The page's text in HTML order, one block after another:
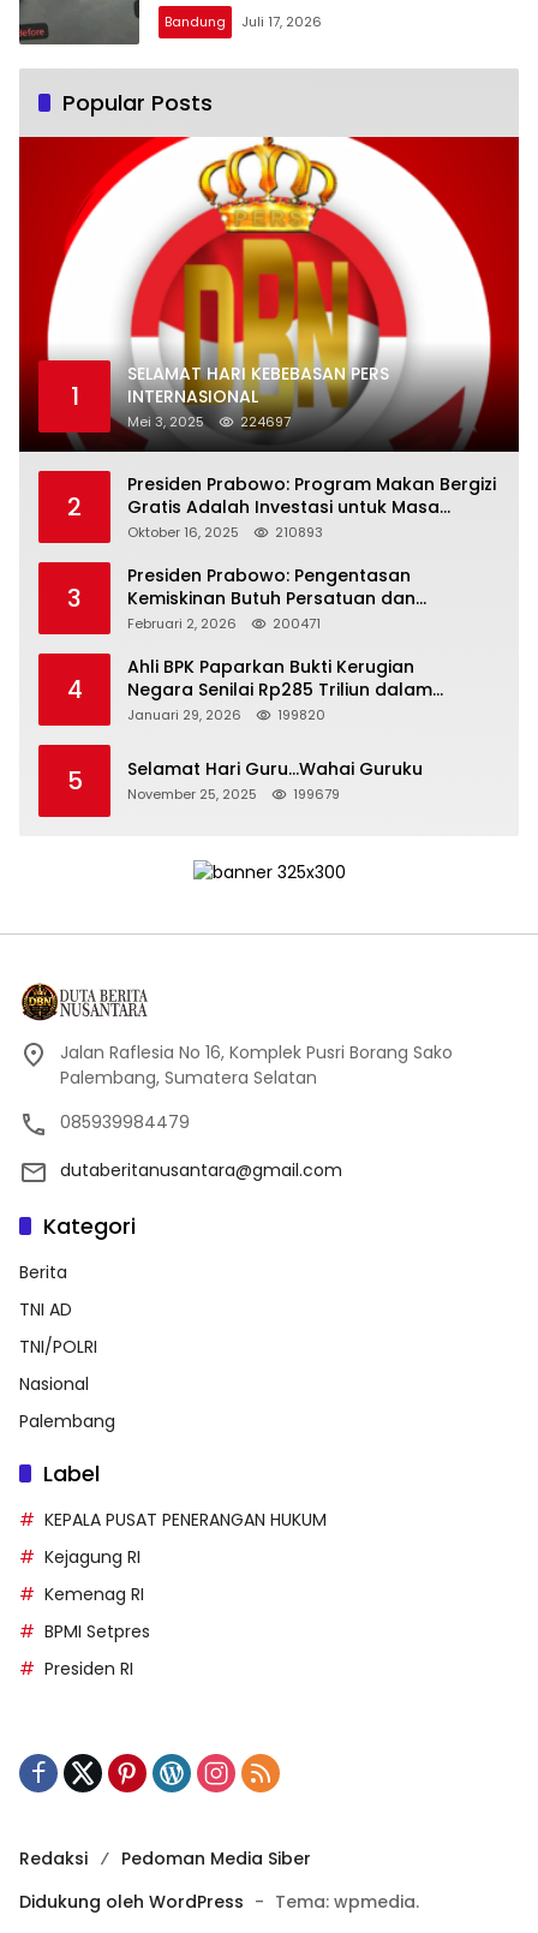
Mengalami Kejang
Bandung Juli 17, 2026
Popular Posts
1
SELAMAT HARI KEBEBASAN PERS
INTERNASIONAL
Mei 3, 2025 224697
2
Presiden Prabowo: Program Makan Bergizi
Gratis Adalah Investasi untuk Masa
Depan Bangsa
Oktober 16, 2025 210893
3
Presiden Prabowo: Pengentasan
Kemiskinan Butuh Persatuan dan
Kepemimpinan yang Bertanggung Jawab
Februari 2, 2026 200471
4
Ahli BPK Paparkan Bukti Kerugian
Negara Senilai Rp285 Triliun dalam
Persidangan Korupsi PT Pertamina
Januari 29, 2026 199820
5 Selamat Hari Guru…Wahai Guruku
November 25, 2025 199679
Jalan Raflesia No 16, Komplek Pusri Borang Sako
Palembang, Sumatera Selatan
085939984479
dutaberitanusantara@gmail.com
Kategori
Berita
TNI AD
TNI/POLRI
Nasional
Palembang
Label
KEPALA PUSAT PENERANGAN HUKUM
Kejagung RI
Kemenag RI
BPMI Setpres
Presiden RI
Redaksi
Pedoman Media Siber
Didukung oleh WordPress - Tema: wpmedia.